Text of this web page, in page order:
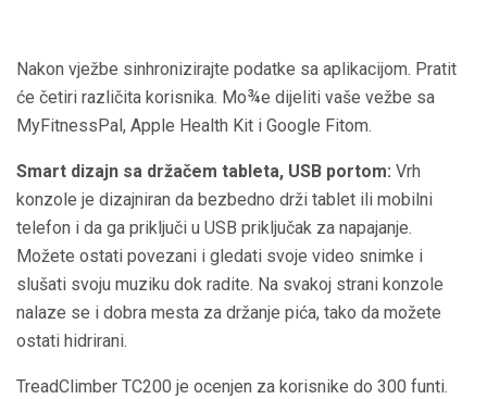
Nakon vježbe sinhronizirajte podatke sa aplikacijom. Pratit
će četiri različita korisnika. Mo¾e dijeliti vaše vežbe sa
MyFitnessPal, Apple Health Kit i Google Fitom.
Smart dizajn sa držačem tableta, USB portom: Vrh
konzole je dizajniran da bezbedno drži tablet ili mobilni
telefon i da ga priključi u USB priključak za napajanje.
Možete ostati povezani i gledati svoje video snimke i
slušati svoju muziku dok radite. Na svakoj strani konzole
nalaze se i dobra mesta za držanje pića, tako da možete
ostati hidrirani.
TreadClimber TC200 je ocenjen za korisnike do 300 funti.